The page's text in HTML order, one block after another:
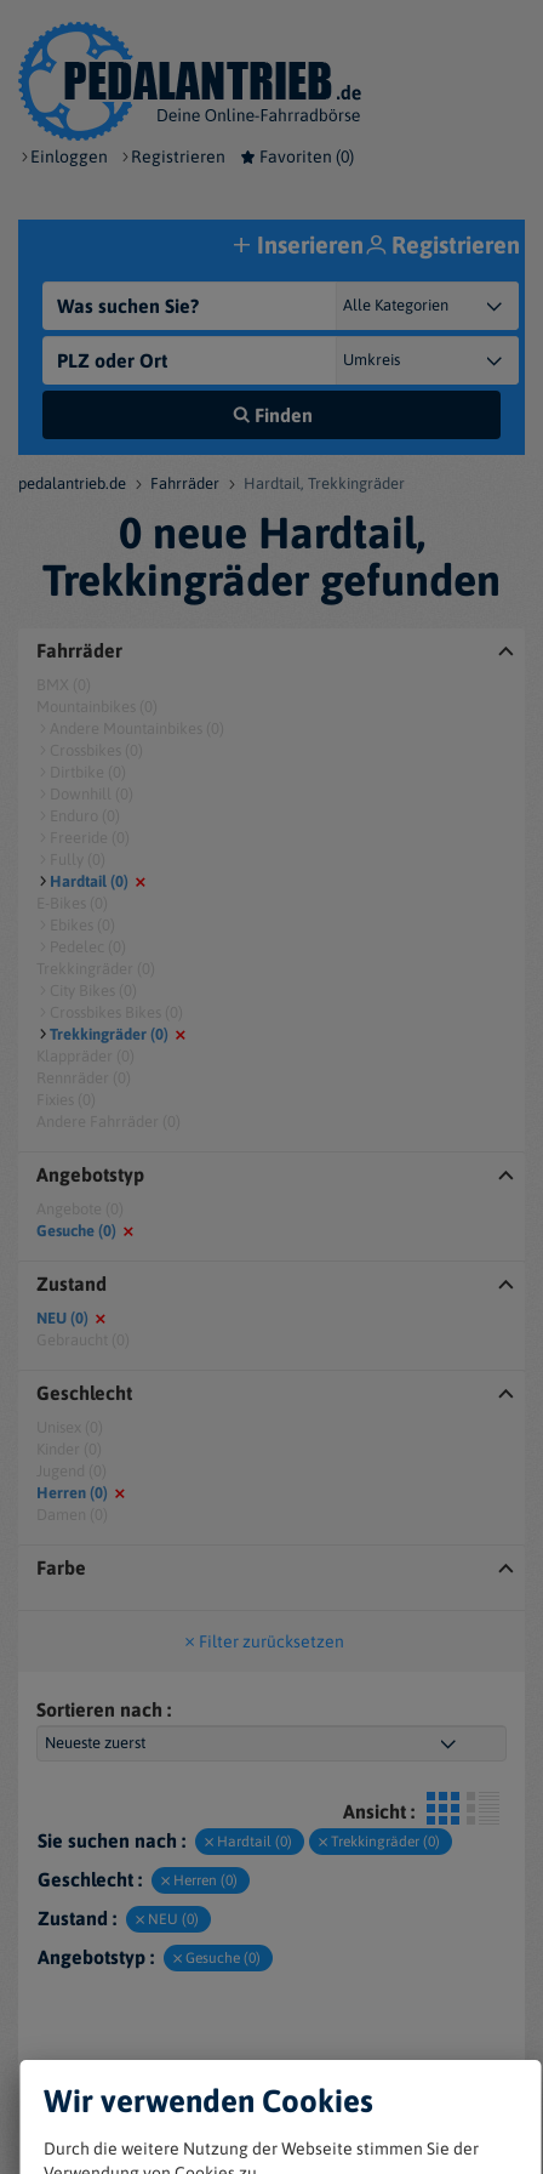
Einloggen Registrieren Favoriten (0)
Finden
Inserieren Registrieren
pedalantrieb.de Fahrräder Hardtail, Trekkingräder
0 neue Hardtail,
Trekkingräder gefunden
Fahrräder
Hardtail (0)
Trekkingräder (0)
Angebotstyp
Gesuche (0)
Zustand
NEU (0)
Geschlecht
Herren (0)
Farbe
Filter zurücksetzen
Sortieren nach :
Ansicht :
Sie suchen nach :
Hardtail (0) Trekkingräder (0)
Geschlecht : Herren (0)
Zustand : NEU (0)
Angebotstyp : Gesuche (0)
Wir verwenden Cookies
Durch die weitere Nutzung der Webseite stimmen Sie der